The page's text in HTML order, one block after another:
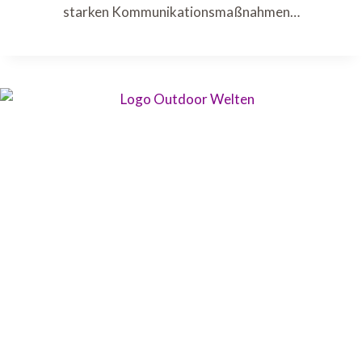
starken Kommunikationsmaßnahmen…